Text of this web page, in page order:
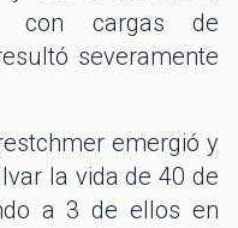
con cargas de
severamente
emergió y
la vida de 40 de
a 3 de ellos en